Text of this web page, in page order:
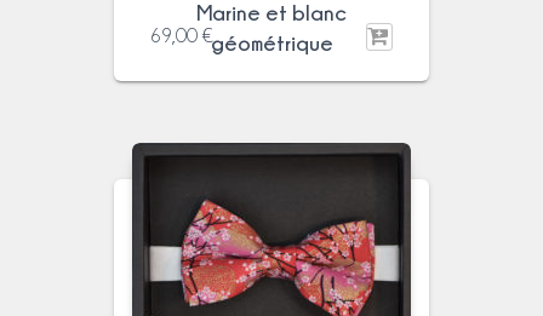
Marine et blanc
géométrique
69,00€